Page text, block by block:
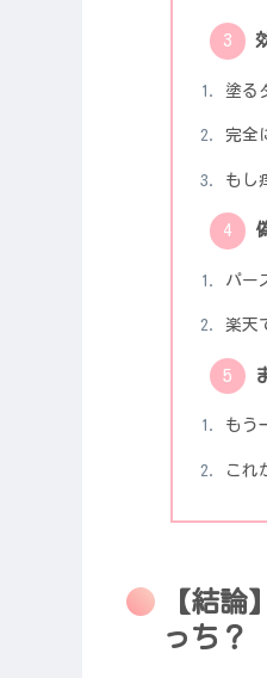
塗る
完全
もし
パー
楽天
もう
これ
【結論
っち？